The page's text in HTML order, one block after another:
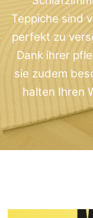
Teppiche sind
perfekt zu
Dank ihrer
sie zudem
halten Ihren